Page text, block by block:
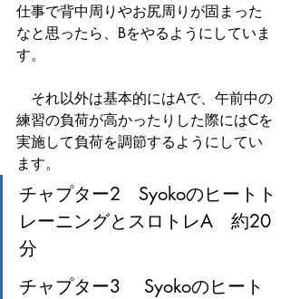
仕事で背中周りやお尻周りが固まった
なと思ったら、Bをやるようにしていま
す。
それ以外は基本的にはAで、午前中の
練習の負荷が高かったりした際にはCを
実施して負荷を調節するようにしてい
ます。
チャプター2　Syokoのヒートト
レーニングとスロトレA　約20
分
チャプター3 　Syokoのヒート